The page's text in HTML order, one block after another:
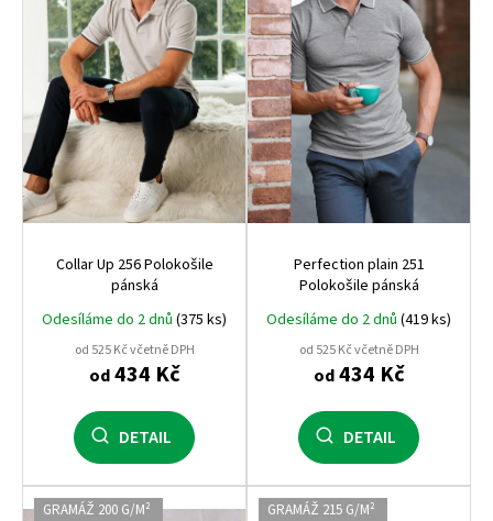
d
u
k
t
ů
Collar Up 256 Polokošile
pánská
Odesíláme do 2 dnů (375 ks)
od 525 Kč včetně DPH
od434 Kč
DETAIL
Perfection plain 251
Polokošile pánská
Odesíláme do 2 dnů (419 ks)
od 525 Kč včetně DPH
od434 Kč
DETAIL
GRAMÁŽ 200 G/M² GRAMÁŽ 215 G/M²